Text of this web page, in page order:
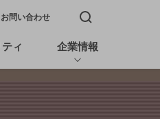
お問い合わせ 検索窓を開く
ィ 企業情報